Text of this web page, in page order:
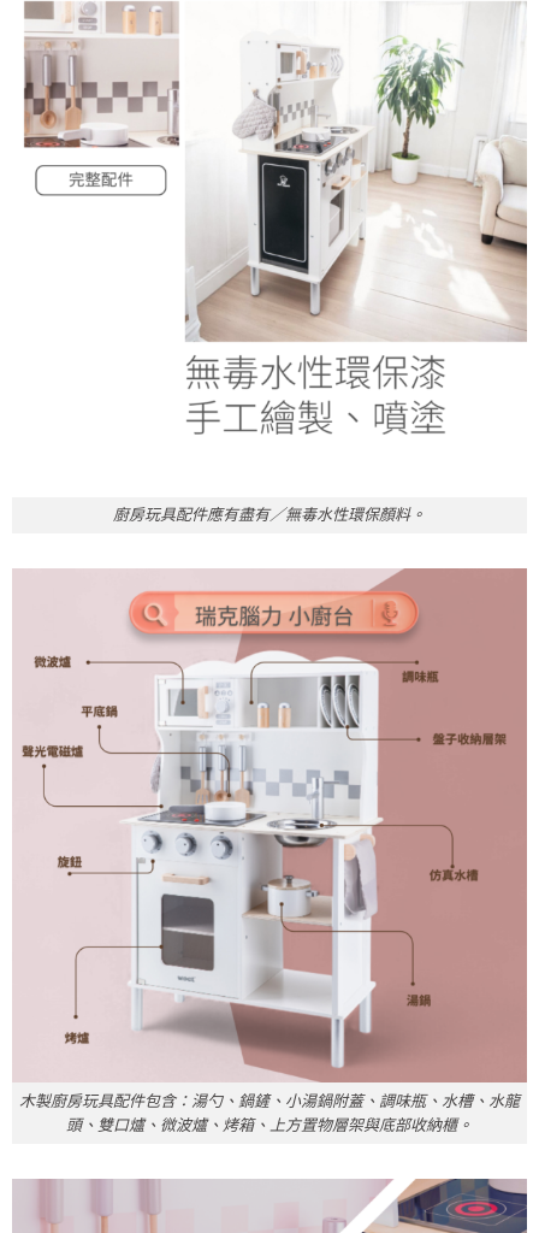
廚房玩具配件應有盡有／無毒水性環保顏料。
木製廚房玩具配件包含：湯勺、鍋鏟、小湯鍋附蓋、調味瓶、水槽、水龍
頭、雙口爐、微波爐、烤箱、上方置物層架與底部收納櫃。